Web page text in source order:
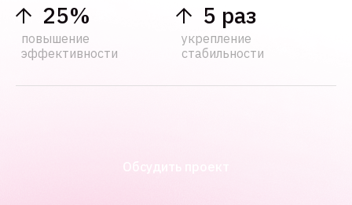
25%
повышение
эффективности
5 раз
укрепление
стабильности
Обсудить проект